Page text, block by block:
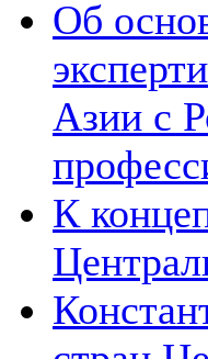
Об
Азии с
К